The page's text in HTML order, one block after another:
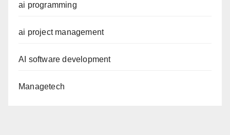
ai programming
ai project management
AI software development
Managetech